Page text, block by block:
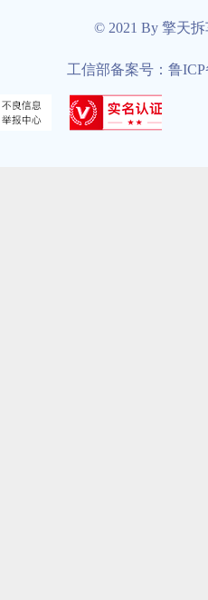
© 2021 By 擎天
工信部备案号：鲁